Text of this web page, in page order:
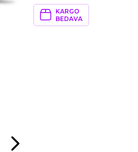
KARGO
BEDAVA